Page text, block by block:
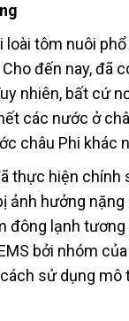
loài tôm nuôi
đến nay, đã
nhiên, bất cứ
các nước ở
châu Phi khác
thực hiện
hưởng nặng
đông lạnh
bởi nhóm
sử dụng